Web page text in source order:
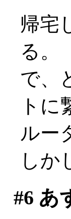
帰宅
る。
で、
トに
ルー
しか
#6 あ